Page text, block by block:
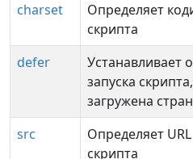
charset
Определяет
скрипта
defer
Устанавливает
запуска
загружена
src
Определяет
скрипта